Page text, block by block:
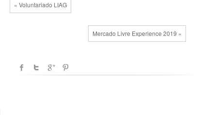
« Voluntariado LIAG
Mercado Livre Experience 2019 »